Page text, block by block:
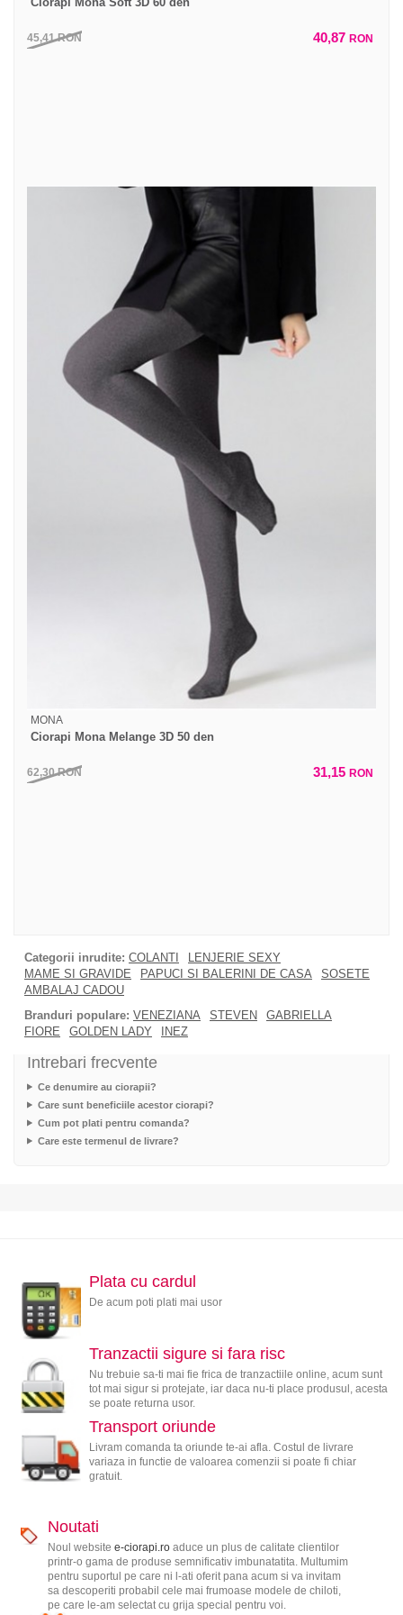
45,41RON 40,87 RON
MONA
Ciorapi Mona Melange 3D 50 den
62,30RON 31,15 RON
Categorii inrudite: COLANTI
LENJERIE SEXY
MAME SI GRAVIDE
PAPUCI SI BALERINI DE CASA
SOSETE
AMBALAJ CADOU
Branduri populare: VENEZIANA STEVEN
GABRIELLA
FIORE
GOLDEN LADY INEZ
Intrebari frecvente
Ce denumire au ciorapii?
Care sunt beneficiile acestor ciorapi?
Cum pot plati pentru comanda?
Care este termenul de livrare?
Plata cu cardul
De acum poti plati mai usor
Tranzactii sigure si fara risc
Nu trebuie sa-ti mai fie frica de tranzactiile online, acum sunt
tot mai sigur si protejate, iar daca nu-ti place produsul, acesta
se poate returna usor.
Transport oriunde
Livram comanda ta oriunde te-ai afla. Costul de livrare
variaza in functie de valoarea comenzii si poate fi chiar
gratuit.
Noutati
Noul website e-ciorapi.roaduce un plus de calitate clientilor
printr-o gama de produse semnificativ imbunatatita. Multumim
pentru suportul pe care ni l-ati oferit pana acum si va invitam
sa descoperiti probabil cele mai frumoase modele de chiloti,
pe care le-am selectat cu grija special pentru voi.